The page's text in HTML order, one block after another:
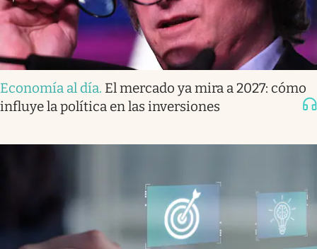
Economía al día. El mercado ya mira a 2027: cómo
influye la política en las inversiones